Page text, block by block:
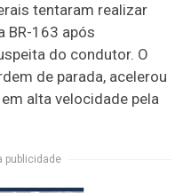
tentaram realizar
BR-163 após
do condutor. O
de parada, acelerou
alta velocidade pela
publicidade